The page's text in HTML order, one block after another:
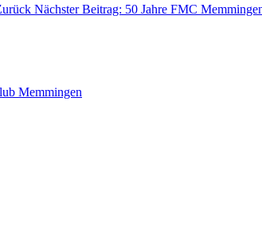
Nächster Beitrag: 50 Jahre FMC